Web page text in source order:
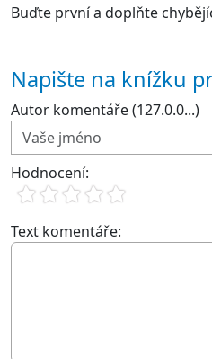
Buďte první a doplňte
Napište na knížku
Autor komentáře (127.0.0...)
Hodnocení:
Text komentáře: